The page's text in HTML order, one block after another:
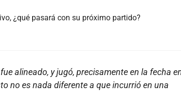
¿qué pasará con su próximo partido?
alineado, y jugó, precisamente en la fecha
no es nada diferente a que incurrió en una